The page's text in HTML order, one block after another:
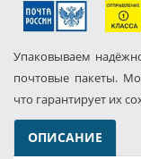
Упаковываем
почтовые пакеты.
что гарантирует их
ОПИСАНИЕ